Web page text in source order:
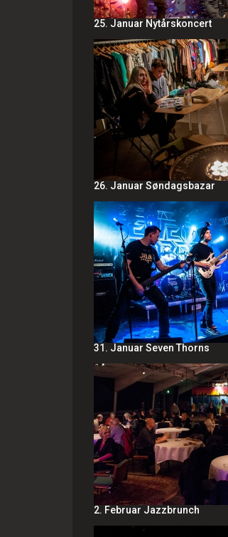
25. Januar Nytårskoncert
26. Januar Søndagsbazar
31. Januar Seven Thorns
2. Februar Jazzbrunch